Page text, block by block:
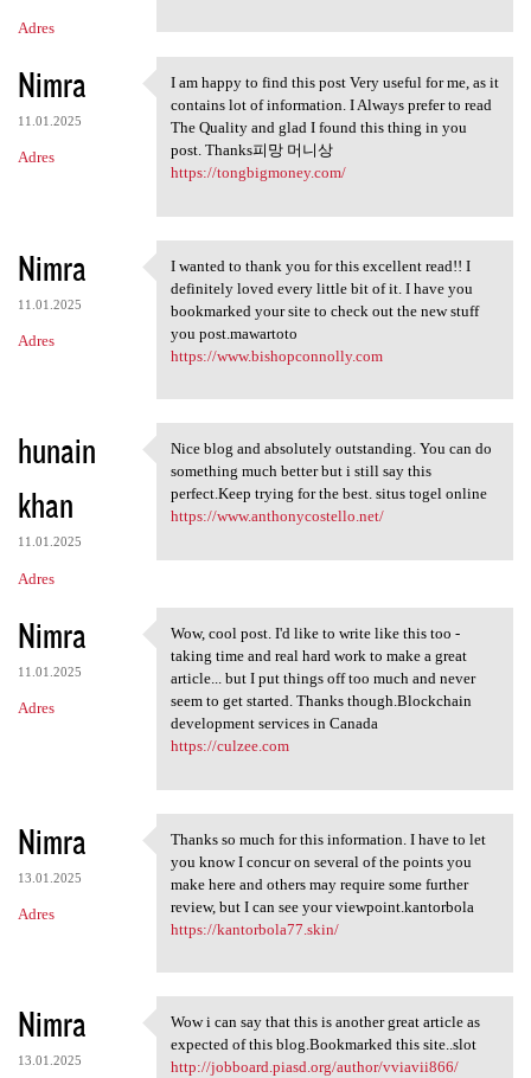
Adres
Nimra
11.01.2025
Adres
I am happy to find this post
I am happy to find this post Very useful for me, as it
contains lot of information. I Always prefer to read
The Quality and glad I found this thing in you
post. Thanks피망 머니상
https://tongbigmoney.com/
Nimra
11.01.2025
Adres
I wanted to thank you for
I wanted to thank you for this excellent read!! I
definitely loved every little bit of it. I have you
bookmarked your site to check out the new stuff
you post.mawartoto
https://www.bishopconnolly.com
hunain
khan
11.01.2025
Adres
Nice blog and absolutely
Nice blog and absolutely outstanding. You can do
something much better but i still say this
perfect.Keep trying for the best. situs togel online
https://www.anthonycostello.net/
Nimra
11.01.2025
Adres
Wow, cool post. I'd like to
Wow, cool post. I'd like to write like this too -
taking time and real hard work to make a great
article... but I put things off too much and never
seem to get started. Thanks though.Blockchain
development services in Canada
https://culzee.com
Nimra
13.01.2025
Adres
Thanks so much for this
Thanks so much for this information. I have to let
you know I concur on several of the points you
make here and others may require some further
review, but I can see your viewpoint.kantorbola
https://kantorbola77.skin/
Nimra
13.01.2025
Wow i can say that this is
Wow i can say that this is another great article as
expected of this blog.Bookmarked this site..slot
http://jobboard.piasd.org/author/vviavii866/